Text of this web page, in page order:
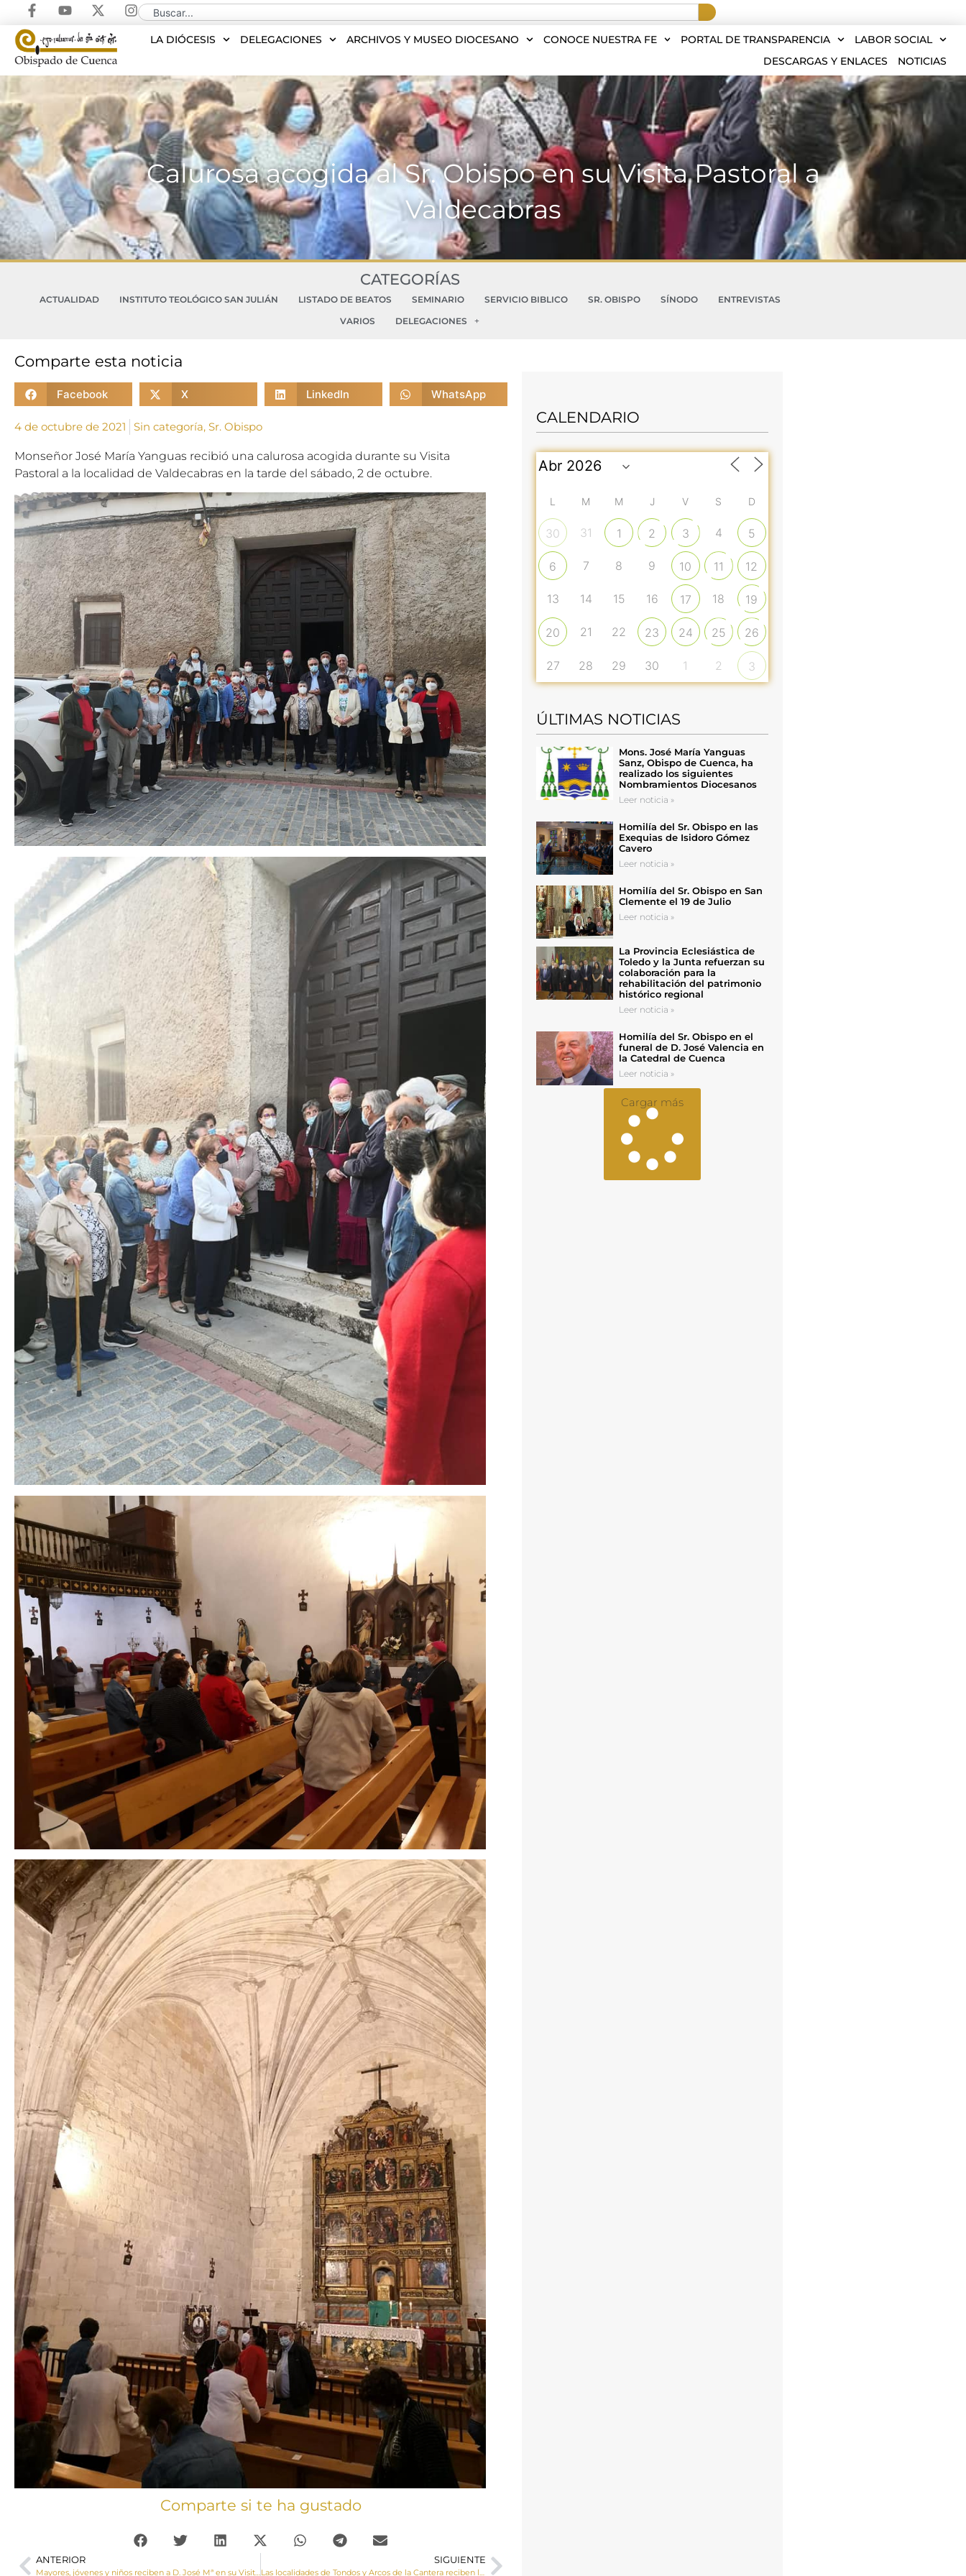
LA DIÓCESIS DELEGACIONES ARCHIVOS Y MUSEO DIOCESANO CONOCE NUESTRA FE PORTAL DE TRANSPARENCIA
LABOR SOCIAL
DESCARGAS Y ENLACES
NOTICIAS
Calurosa acogida al Sr. Obispo en su Visita Pastoral a
Valdecabras
CATEGORÍAS
ACTUALIDAD INSTITUTO TEOLÓGICO SAN JULIÁN LISTADO DE BEATOS SEMINARIO SERVICIO BIBLICO SR. OBISPO SÍNODO
ENTREVISTAS
VARIOS
DELEGACIONES
Comparte esta noticia
Facebook X LinkedIn WhatsApp
4 de octubre de 2021 Sin categoría, Sr. Obispo
Monseñor José María Yanguas recibió una calurosa acogida durante su Visita
Pastoral a la localidad de Valdecabras en la tarde del sábado, 2 de octubre.
Comparte si te ha gustado
ANTERIOR
Mayores, jóvenes y niños reciben a D. José Mª en su Visita Pastoral a Collados
SIGUIENTE
Las localidades de Tondos y Arcos de la Cantera reciben la Visita Pastoral de Mons. José Mª Yanguas
CALENDARIO
L M M J V S D
30 31 1 2 3 4 5
6 7 8 9 10 11 12
13 14 15 16 17 18 19
20 21 22 23 24 25 26
27 28 29 30 1 2 3
ÚLTIMAS NOTICIAS
Mons. José María Yanguas
Sanz, Obispo de Cuenca, ha
realizado los siguientes
Nombramientos Diocesanos
Leer noticia »
Homilía del Sr. Obispo en las
Exequias de Isidoro Gómez
Cavero
Leer noticia »
Homilía del Sr. Obispo en San
Clemente el 19 de Julio
Leer noticia »
La Provincia Eclesiástica de
Toledo y la Junta refuerzan su
colaboración para la
rehabilitación del patrimonio
histórico regional
Leer noticia »
Homilía del Sr. Obispo en el
funeral de D. José Valencia en
la Catedral de Cuenca
Leer noticia »
Cargar más